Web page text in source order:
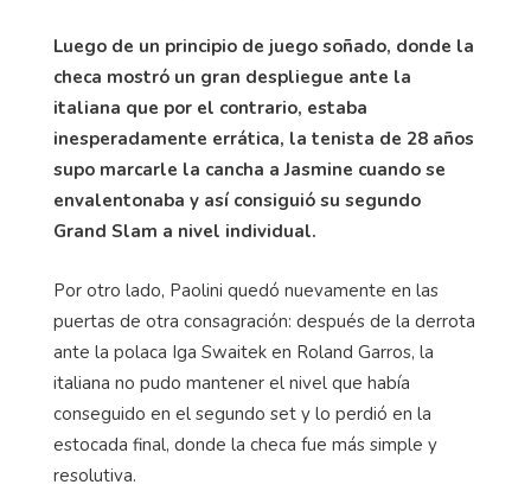
Luego de un principio de juego soñado, donde la
checa mostró un gran despliegue ante la
italiana que por el contrario, estaba
inesperadamente errática, la tenista de 28 años
supo marcarle la cancha a Jasmine cuando se
envalentonaba y así consiguió su segundo
Grand Slam a nivel individual.
Por otro lado, Paolini quedó nuevamente en las
puertas de otra consagración: después de la derrota
ante la polaca Iga Swaitek en Roland Garros, la
italiana no pudo mantener el nivel que había
conseguido en el segundo set y lo perdió en la
estocada final, donde la checa fue más simple y
resolutiva.